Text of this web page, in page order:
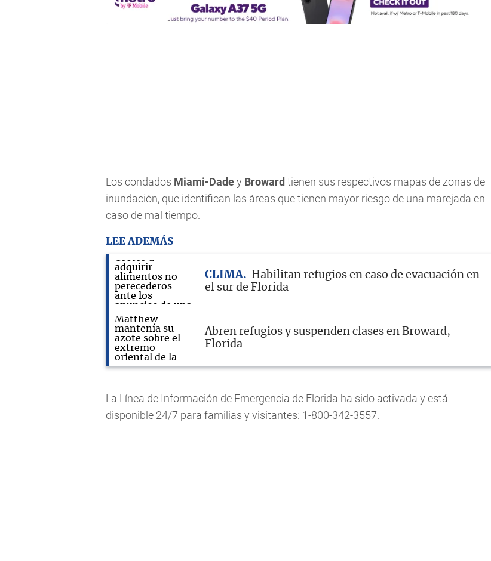
Los condados Miami-Dadey Broward tienen sus respectivos mapas de zonas de
inundación, que identifican las áreas que tienen mayor riesgo de una marejada en
caso de mal tiempo.
LEE ADEMÁS
CLIMA
Habilitan refugios en caso de evacuación en
el sur de Florida
Abren refugios y suspenden clases en Broward,
Florida
La Línea de Información de Emergencia de Florida ha sido activada y está
disponible 24/7 para familias y visitantes: 1-800-342-3557.